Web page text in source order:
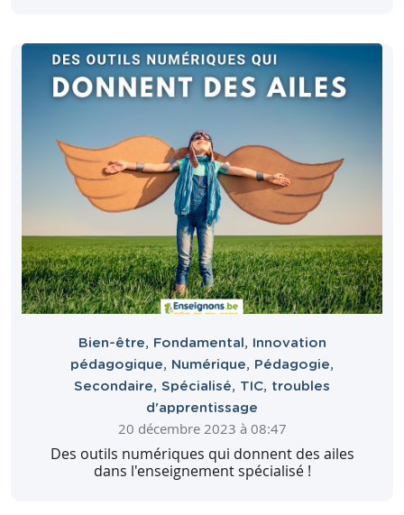
Bien-être, Fondamental, Innovation
pédagogique, Numérique, Pédagogie,
Secondaire, Spécialisé, TIC, troubles
d'apprentissage
20 décembre 2023 à 08:47
Des outils numériques qui donnent des ailes
dans l'enseignement spécialisé !